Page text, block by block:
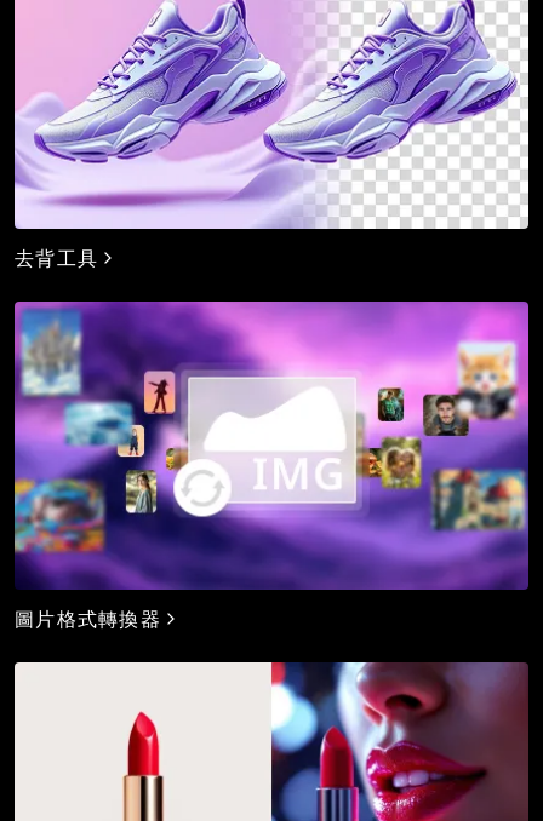
去背工具
圖片格式轉換器